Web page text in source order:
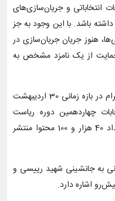
انتخاباتی و جریان‌سازی‌های
داشته باشد. با این وجود به جز
هنوز جریان جریان‌سازی در
حمایت از یک نامزد مشخص به
در بررسی محتوای منتشر شده در اینستاگرام در بازه زمانی 30 اردیبهشت
1403 درباره انتخابات چهاردهمین دوره ریاست
جمهوری پس از فقدان شهید رییسی تعداد 40 هزار و 100 محتوا منتشر
به جانشینی شهید رییسی و
اشاره دارد.